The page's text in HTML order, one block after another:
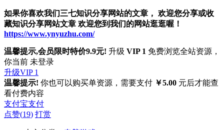
如果你喜欢我们三七知识分享网站的文章， 欢迎您分享或收
藏知识分享网站文章 欢迎您到我们的网站逛逛喔！
https://www.ynyuzhu.com/
温馨提示,会员限时特价9.9元! 升级 VIP 1 免费浏览全站资源，
你当前 未登录
升级VIP 1
温馨提示! 你也可以购买单资源，需要支付 ￥5.00 元后才能查
看付费内容
支付宝支付
点赞(19) 打赏